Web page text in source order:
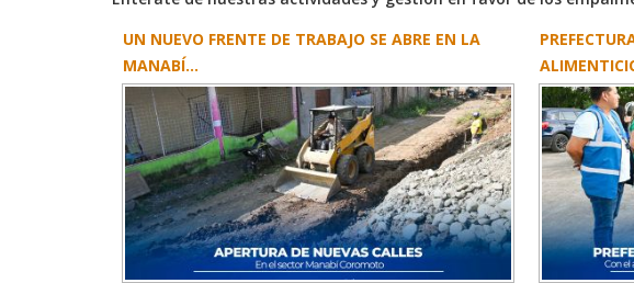
UN NUEVO FRENTE DE TRABAJO SE ABRE EN LA
MANABÍ...